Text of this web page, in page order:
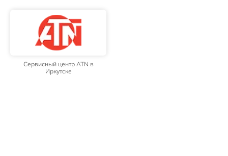
Сервисный центр ATN в
Иркутске